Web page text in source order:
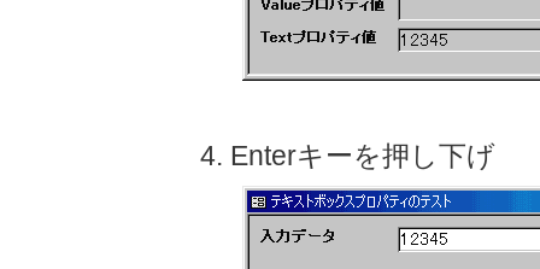
Enterキーを押し下げ